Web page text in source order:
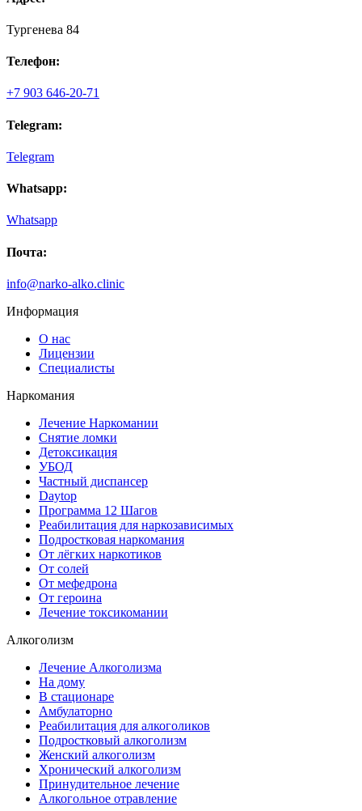
Тургенева 84
Телефон:
+7 903 646-20-71
Telegram:
Telegram
Whatsapp:
Whatsapp
Почта:
info@narko-alko.clinic
Информация
О нас
Лицензии
Специалисты
Наркомания
Лечение Наркомании
Снятие ломки
Детоксикация
УБОД
Частный диспансер
Daytop
Программа 12 Шагов
Реабилитация для наркозависимых
Подростковая наркомания
От лёгких наркотиков
От солей
От мефедрона
От героина
Лечение токсикомании
Алкоголизм
Лечение Алкоголизма
На дому
В стационаре
Амбулаторно
Реабилитация для алкоголиков
Подростковый алкоголизм
Женский алкоголизм
Хронический алкоголизм
Принудительное лечение
Алкогольное отравление